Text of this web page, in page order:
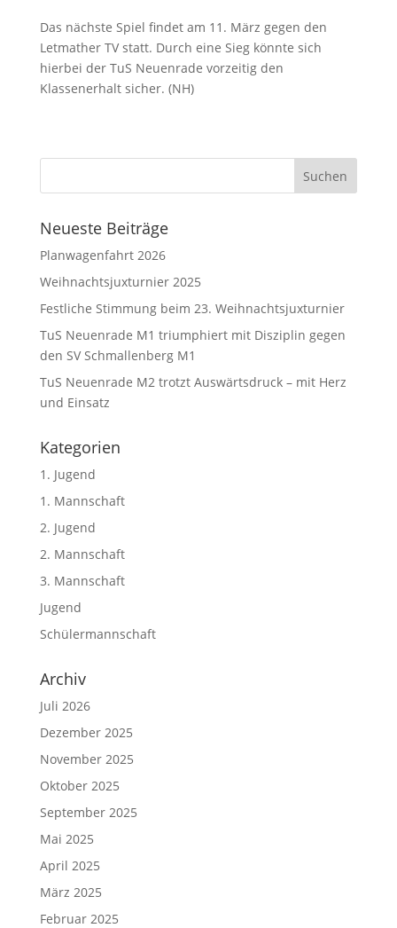
Das nächste Spiel findet am 11. März gegen den
Letmather TV statt. Durch eine Sieg könnte sich
hierbei der TuS Neuenrade vorzeitig den
Klassenerhalt sicher. (NH)
Neueste Beiträge
Planwagenfahrt 2026
Weihnachtsjuxturnier 2025
Festliche Stimmung beim 23. Weihnachtsjuxturnier
TuS Neuenrade M1 triumphiert mit Disziplin gegen
den SV Schmallenberg M1
TuS Neuenrade M2 trotzt Auswärtsdruck – mit Herz
und Einsatz
Kategorien
1. Jugend
1. Mannschaft
2. Jugend
2. Mannschaft
3. Mannschaft
Jugend
Schülermannschaft
Archiv
Juli 2026
Dezember 2025
November 2025
Oktober 2025
September 2025
Mai 2025
April 2025
März 2025
Februar 2025